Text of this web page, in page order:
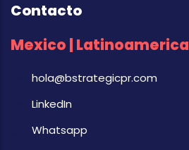
Contacto
Mexico | Latinoamerica
hola@bstrategicpr.com
LinkedIn
Whatsapp